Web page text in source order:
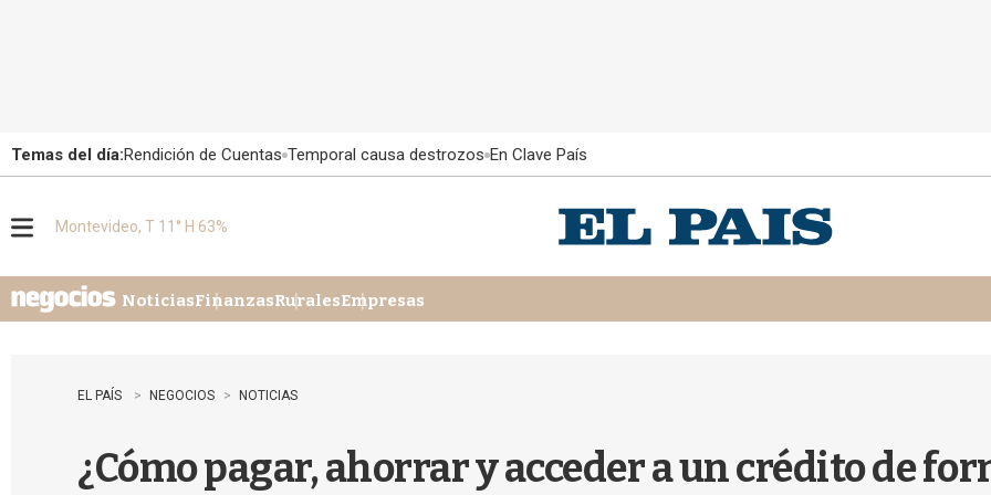
Temas del día:Rendición de Cuentas Temporal causa destrozos En Clave País
u
Montevideo, T 11° H 63%
NoticiasFinanzasRuralesEmpresas
EL PAÍS NEGOCIOS NOTICIAS
¿Cómo pagar, ahorrar y acceder a un crédito de